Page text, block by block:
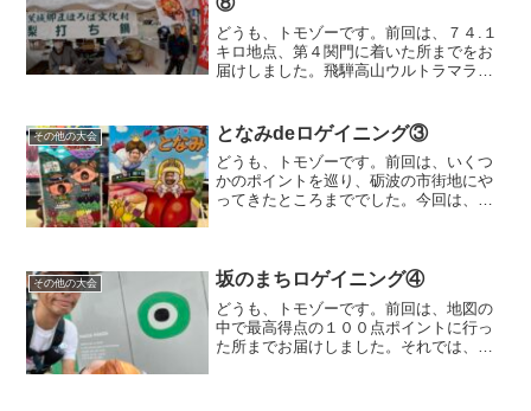
どうも、トモゾーです。前回は、７４.１
キロ地点、第４関門に着いた所までをお
届けしました。飛騨高山ウルトラマラソ
第４関門のあるエイドは大きかったで
す。７４.１キロ、第１...
その他の大会 となみdeロゲイニング③
どうも、トモゾーです。前回は、いくつ
かのポイントを巡り、砺波の市街地にや
ってきたところまででした。今回は、砺
で、１枚目の地図の５→...
その他の大会 坂のまちロゲイニング④
どうも、トモゾーです。前回は、地図の
中で最高得点の１００点ポイントに行っ
た所までお届けしました。それでは、今